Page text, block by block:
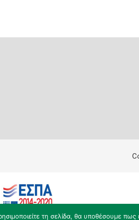
τη σελίδα, θα υποθέσουμε πως